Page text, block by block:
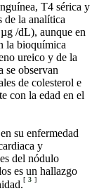
T4 sérica y
de la analítica
/dL), aunque en
la bioquímica
ureico y de la
se observan
de colesterol e
con la edad en el
su enfermedad
y
del nódulo
es un hallazgo
[ 3 ]